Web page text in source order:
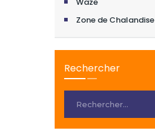
Zone de Chalandise
Rechercher